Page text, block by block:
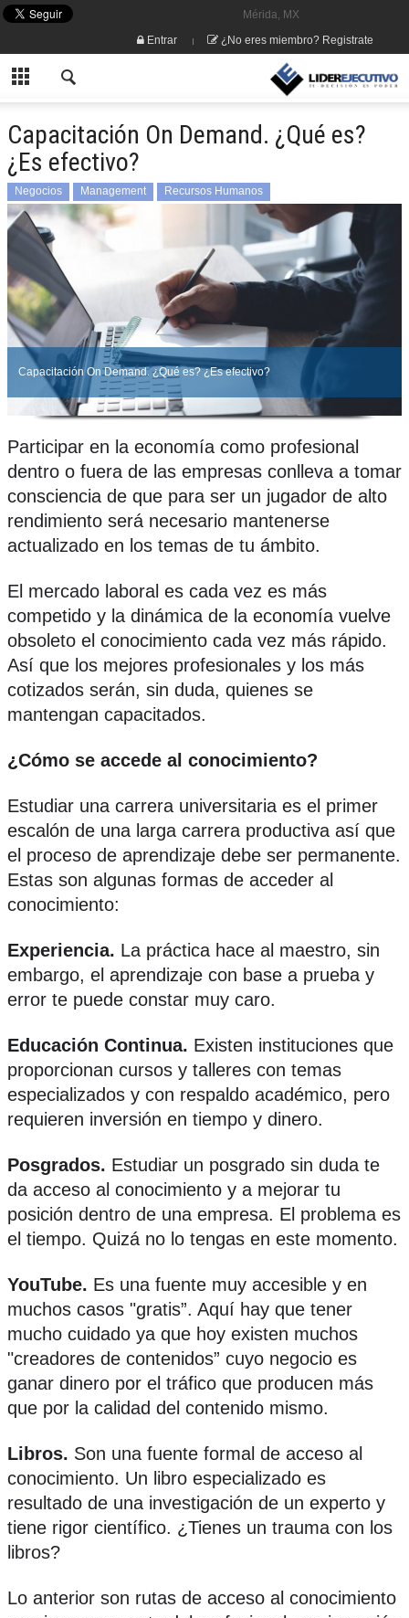
Mérida, MX
Entrar
¿No eres miembro? Registrate
Capacitación On Demand. ¿Qué es?
¿Es efectivo?
Negocios Management Recursos Humanos
Capacitación On Demand. ¿Qué es? ¿Es efectivo?
Participar en la economía como profesional
dentro o fuera de las empresas conlleva a tomar
consciencia de que para ser un jugador de alto
rendimiento será necesario mantenerse
actualizado en los temas de tu ámbito.
El mercado laboral es cada vez es más
competido y la dinámica de la economía vuelve
obsoleto el conocimiento cada vez más rápido.
Así que los mejores profesionales y los más
cotizados serán, sin duda, quienes se
mantengan capacitados.
¿Cómo se accede al conocimiento?
Estudiar una carrera universitaria es el primer
escalón de una larga carrera productiva así que
el proceso de aprendizaje debe ser permanente.
Estas son algunas formas de acceder al
conocimiento:
Experiencia. La práctica hace al maestro, sin
embargo, el aprendizaje con base a prueba y
error te puede constar muy caro.
Educación Continua. Existen instituciones que
proporcionan cursos y talleres con temas
especializados y con respaldo académico, pero
requieren inversión en tiempo y dinero.
Posgrados. Estudiar un posgrado sin duda te
da acceso al conocimiento y a mejorar tu
posición dentro de una empresa. El problema es
el tiempo. Quizá no lo tengas en este momento.
YouTube. Es una fuente muy accesible y en
muchos casos "gratis”. Aquí hay que tener
mucho cuidado ya que hoy existen muchos
"creadores de contenidos” cuyo negocio es
ganar dinero por el tráfico que producen más
que por la calidad del contenido mismo.
Libros. Son una fuente formal de acceso al
conocimiento. Un libro especializado es
resultado de una investigación de un experto y
tiene rigor científico. ¿Tienes un trauma con los
libros?
Lo anterior son rutas de acceso al conocimiento